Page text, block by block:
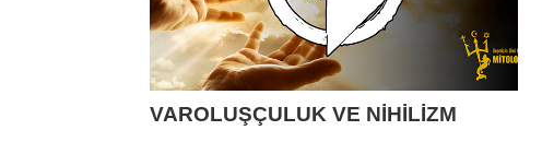
VAROLUŞÇULUK VE NİHİLİZM